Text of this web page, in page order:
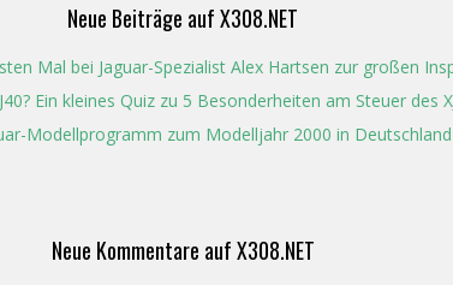
Neue Beiträge auf X308.NET
Mal bei Jaguar-Spezialist Alex Hartsen zur großen
Ein kleines Quiz zu 5 Besonderheiten am Steuer des
Modellprogramm zum Modelljahr 2000 in Deutschland
Neue Kommentare auf X308.NET